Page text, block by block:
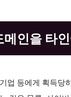
인을 타
업 등에게 획득당